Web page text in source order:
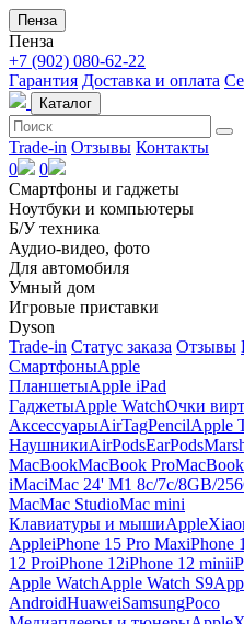
Пенза
Пенза
+7 (902) 080-62-22
Гарантия Доставка и оплата
Каталог
Trade-in Отзывы Контакты
0
0
Смартфоны и гаджеты
Ноутбуки и компьютеры
Б/У техника
Аудио-видео, фото
Для автомобиля
Умный дом
Игровые приставки
Dyson
Trade-in Статус заказа Отзывы
СмартфоныApple
ПланшетыApple iPad
ГаджетыApple WatchОчки
АксессуарыAirTagPencilApple
НаушникиAirPodsEarPods
MacBookMacBook Pro
iMaciMac 24' M1 8c/7c/8GB/
MacMac StudioMac mini
Клавиатуры и мышиApple
AppleiPhone 15 Pro MaxiPhone
12 ProiPhone 12iPhone 12 mini
Apple WatchApple Watch S9
AndroidHuaweiSamsungPoco